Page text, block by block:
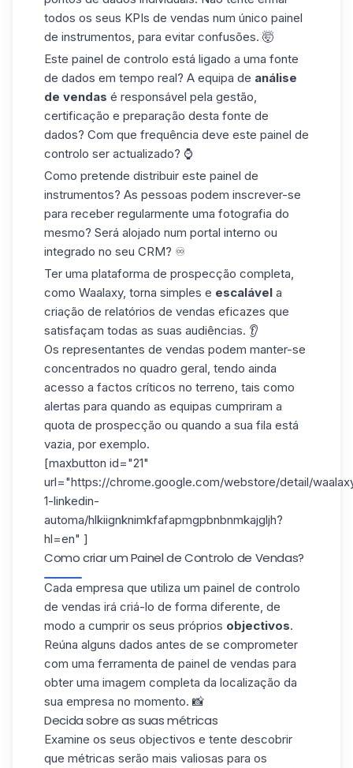
todos os seus KPIs de vendas num único painel
de instrumentos, para evitar confusões. 🤯
Este painel de controlo está ligado a uma fonte
de dados em tempo real? A equipa de análise
de vendas é responsável pela gestão,
certificação e preparação desta fonte de
dados? Com que frequência deve este painel de
controlo ser actualizado? ⌚
Como pretende distribuir este painel de
instrumentos? As pessoas podem inscrever-se
para receber regularmente uma fotografia do
mesmo? Será alojado num portal interno ou
integrado no seu CRM? ♾️
Ter uma plataforma de prospecção completa,
como Waalaxy, torna simples e escalável a
criação de relatórios de vendas eficazes que
satisfaçam todas as suas audiências. 👂
Os representantes de vendas podem manter-se
concentrados no quadro geral, tendo ainda
acesso a factos críticos no terreno, tais como
alertas para quando as equipas cumpriram a
quota de prospecção ou quando a sua fila está
vazia, por exemplo.
[maxbutton id="21"
url="https://chrome.google.com/webstore/detail/
1-linkedin-
automa/hlkiignknimkfafapmgpbnbnmkajgljh?
hl=en" ]
Como criar um Painel de Controlo de Vendas?
Cada empresa que utiliza um painel de controlo
de vendas irá criá-lo de forma diferente, de
modo a cumprir os seus próprios objectivos.
Reúna alguns dados antes de se comprometer
com uma ferramenta de painel de vendas para
obter uma imagem completa da localização da
sua empresa no momento. 📸
Decida sobre as suas métricas
Examine os seus objectivos e tente descobrir
que métricas serão mais valiosas para os